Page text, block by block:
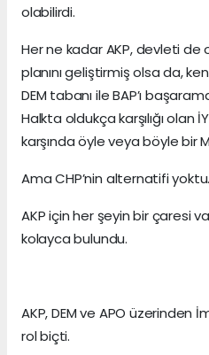
olabilirdi.
Her ne kadar AKP, devleti de
planını geliştirmiş olsa da,
DEM tabanı ile BAP’ı
Halkta oldukça karşılığı olan
karşında öyle veya böyle bir
Ama CHP’nin alternatifi yoktu.
AKP için her şeyin bir çaresi
kolayca bulundu.
AKP, DEM ve APO üzerinden
rol biçti.